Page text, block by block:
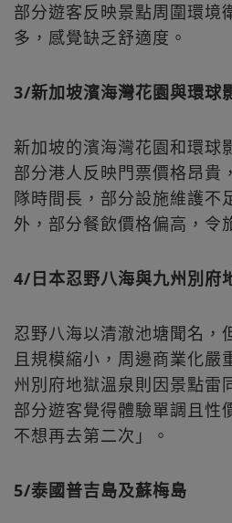
部分遊客反映景點周圍環境
多，感覺缺乏舒適度。
3/新加坡濱海灣花園與環球
新加坡的濱海灣花園和環球
部分港人反映門票價格昂貴
隊時間長，部分設施維護不
外，部分餐飲價格偏高，令
4/日本忍野八海與九州別府
忍野八海以清澈池塘聞名，
且規模縮小，周邊商業化嚴
州別府地獄溫泉則因景點雷
部分遊客覺得體驗單調且性
不想再去第二次」。
5/泰國普吉島及蘇梅島